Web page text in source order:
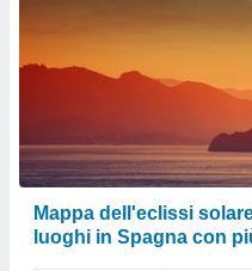
Mappa dell'eclissi
luoghi in Spagna con